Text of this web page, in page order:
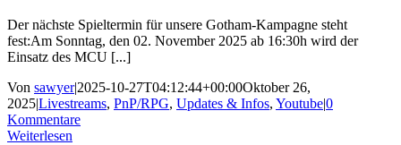
Der nächste Spieltermin für unsere Gotham-Kampagne steht
fest:Am Sonntag, den 02. November 2025 ab 16:30h wird der
Einsatz des MCU [...]
Von sawyer|2025-10-27T04:12:44+00:00Oktober 26,
2025|Livestreams, PnP/RPG, Updates & Infos, Youtube|0
Kommentare
Weiterlesen